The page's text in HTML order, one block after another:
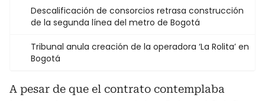
Descalificación de consorcios retrasa construcción
de la segunda línea del metro de Bogotá
Tribunal anula creación de la operadora ‘La Rolita’ en
Bogotá
A pesar de que el contrato contemplaba